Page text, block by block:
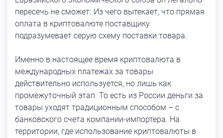
пересечь не сможет. Из чего вытекает, что прямая
оплата в криптовалюте поставщику
подразумевает серую схему поставки товара.
Именно в настоящее время криптовалюта в
международных платежах за товары
действительно используется, но лишь как
промежуточный этап. То есть из России деньги за
товары уходят традиционным способом – с
банковского счета компании-импортера. На
территории, где использование криптовалюты в